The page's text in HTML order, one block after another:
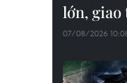
lớn, giao
07/08/2026